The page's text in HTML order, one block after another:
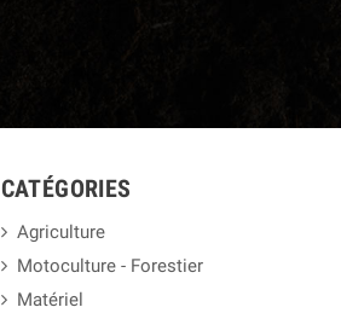
CATÉGORIES
Agriculture
Motoculture - Forestier
Matériel